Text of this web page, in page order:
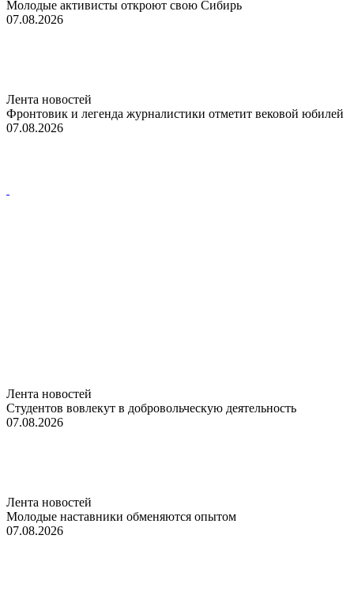
Молодые активисты откроют свою Сибирь
07.08.2026
Лента новостей
Фронтовик и легенда журналистики отметит вековой юбилей
07.08.2026
Лента новостей
Студентов вовлекут в добровольческую деятельность
07.08.2026
Лента новостей
Молодые наставники обменяются опытом
07.08.2026